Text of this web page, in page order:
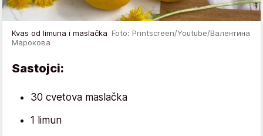
Kvas od limuna i maslačka Foto: Printscreen/Youtube/Валентина
Марокова
Sastojci:
30 cvetova maslačka
1 limun